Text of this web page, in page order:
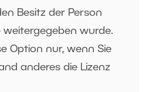
Besitz der Person
weitergegeben wurde.
Option nur, wenn Sie
anderes die Lizenz